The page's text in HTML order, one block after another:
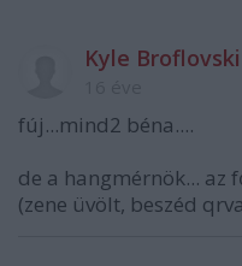
Kyle
fúj...mind2 béna....
de a hangmérnök... az
(zene üvölt, beszéd